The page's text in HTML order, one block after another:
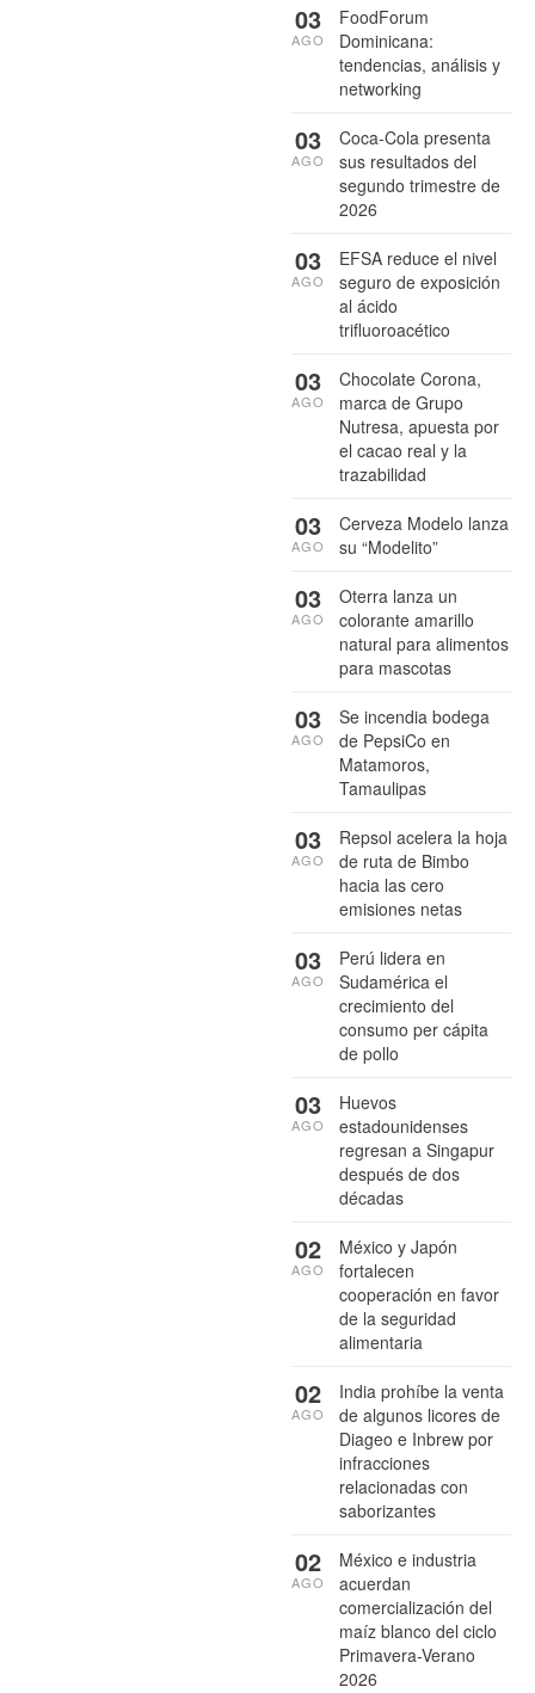
FoodForum
Dominicana:
tendencias, análisis y
networking
03
AGO
Coca-Cola presenta
sus resultados del
segundo trimestre de
2026
03
AGO
EFSA reduce el nivel
seguro de exposición
al ácido
trifluoroacético
03
AGO
Chocolate Corona,
marca de Grupo
Nutresa, apuesta por
el cacao real y la
trazabilidad
03
AGO
Cerveza Modelo lanza
su “Modelito”
03
AGO
Oterra lanza un
colorante amarillo
natural para alimentos
para mascotas
03
AGO
Se incendia bodega
de PepsiCo en
Matamoros,
Tamaulipas
03
AGO
Repsol acelera la hoja
de ruta de Bimbo
hacia las cero
emisiones netas
03
AGO
Perú lidera en
Sudamérica el
crecimiento del
consumo per cápita
de pollo
03
AGO
Huevos
estadounidenses
regresan a Singapur
después de dos
décadas
03
AGO
México y Japón
fortalecen
cooperación en favor
de la seguridad
alimentaria
02
AGO
India prohíbe la venta
de algunos licores de
Diageo e Inbrew por
infracciones
relacionadas con
saborizantes
02
AGO
México e industria
acuerdan
comercialización del
maíz blanco del ciclo
Primavera-Verano
2026
02
AGO